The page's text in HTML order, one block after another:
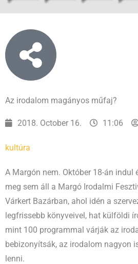
Az irodalom magányos műfaj?
2018. October 16. 11:06
kultúra
A Margón nem. Október 18-án indul
meg sem áll a Margó Irodalmi
Várkert Bazárban, ahol idén a
legfrissebb könyveivel, hat külföldi
mint 100 programmal várják az
bebizonyítsák, az irodalom nagyon
lenni.